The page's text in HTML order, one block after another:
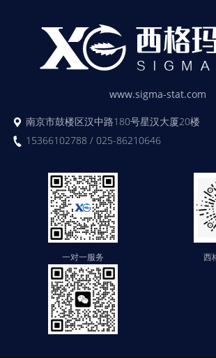
www.sigma-stat.com
南京市鼓楼区汉中路180号星汉大厦20楼
15366102788 / 025-86210646
一对一服务 西